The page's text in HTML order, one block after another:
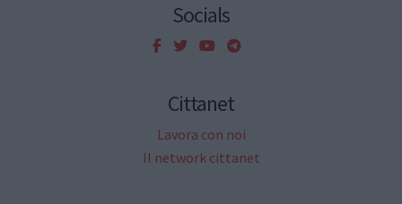
Socials
Cittanet
Lavora con noi
Il network cittanet